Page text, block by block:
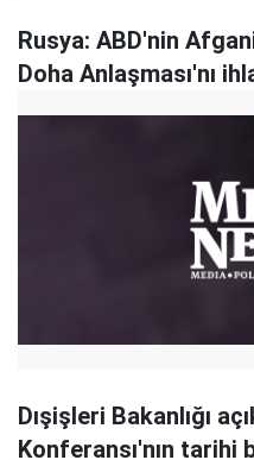
Rusya: ABD'nin
Doha Anlaşması'nı
Dışişleri Bakanlığı
Konferansı'nın tarihi